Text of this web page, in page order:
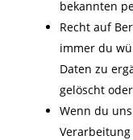
bekannten
Recht auf
immer du
Daten zu
gelöscht
Wenn du